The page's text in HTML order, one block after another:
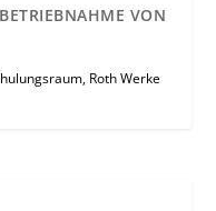
VON
Roth Werke